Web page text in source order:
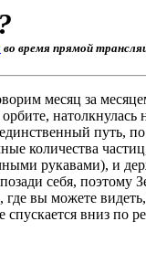
во время прямой
месяц за
путь,
количества
рукавами), и
себя, поэтому
вы можете
спускается вниз